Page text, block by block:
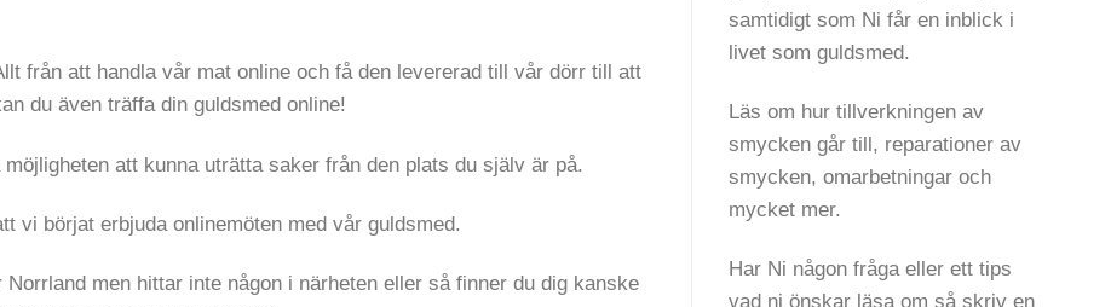
från att handla vår mat online och få den levererad till vår dörr till att
du även träffa din guldsmed online!
att kunna uträtta saker från den plats du själv är på.
vi börjat erbjuda onlinemöten med vår guldsmed.
men hittar inte någon i närheten eller så finner du dig kanske
samtidigt som Ni får en inblick i
livet som guldsmed.
Läs om hur tillverkningen av
smycken går till, reparationer av
smycken, omarbetningar och
mycket mer.
Har Ni någon fråga eller ett tips
vad ni önskar läsa om så skriv en